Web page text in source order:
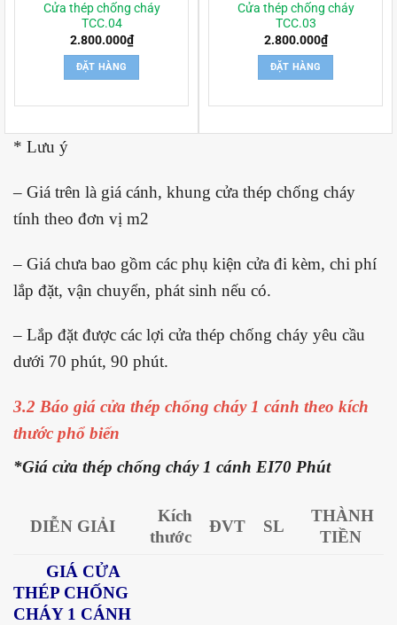
Cửa thép chống cháy
TCC.04
2.800.000₫
ĐẶT HÀNG
Cửa thép chống cháy
TCC.03
2.800.000₫
ĐẶT HÀNG
* Lưu ý
– Giá trên là giá cánh, khung cửa thép chống cháy
tính theo đơn vị m2
– Giá chưa bao gồm các phụ kiện cửa đi kèm, chi phí
lắp đặt, vận chuyển, phát sinh nếu có.
– Lắp đặt được các lợi cửa thép chống cháy yêu cầu
dưới 70 phút, 90 phút.
3.2 Báo giá cửa thép chống cháy 1 cánh theo kích
thước phổ biến
*Giá cửa thép chống cháy 1 cánh EI70 Phút
DIỄN GIẢI
Kích
thước
ĐVT SL
THÀNH
TIỀN
GIÁ CỬA
THÉP CHỐNG
CHÁY 1 CÁNH